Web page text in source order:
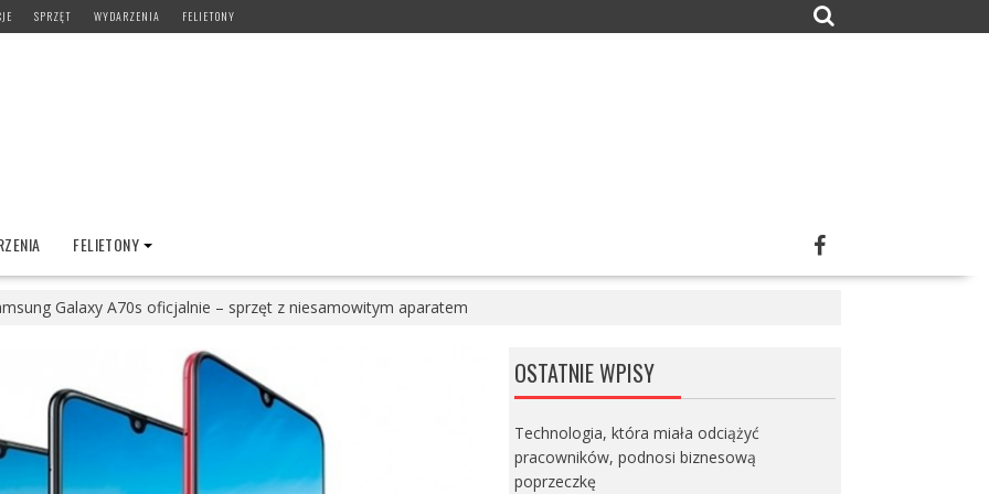
SPRZĘT WYDARZENIA FELIETONY
FELIETONY
Galaxy A70s oficjalnie – sprzęt z niesamowitym aparatem
OSTATNIE WPISY
Technologia, która miała odciążyć
pracowników, podnosi biznesową
poprzeczkę